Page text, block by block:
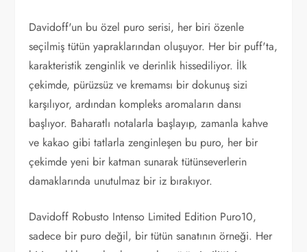
Davidoff'un bu özel puro serisi, her biri özenle
seçilmiş tütün yapraklarından oluşuyor. Her bir puff'ta,
karakteristik zenginlik ve derinlik hissediliyor. İlk
çekimde, pürüzsüz ve kremamsı bir dokunuş sizi
karşılıyor, ardından kompleks aromaların dansı
başlıyor. Baharatlı notalarla başlayıp, zamanla kahve
ve kakao gibi tatlarla zenginleşen bu puro, her bir
çekimde yeni bir katman sunarak tütünseverlerin
damaklarında unutulmaz bir iz bırakıyor.
Davidoff Robusto Intenso Limited Edition Puro10,
sadece bir puro değil, bir tütün sanatının örneği. Her